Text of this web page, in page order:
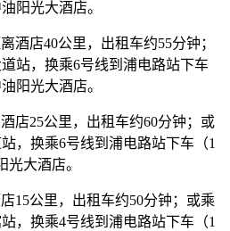
阳光大酒店。
酒店40公里，出租车约55分钟；
站，换乘6号线到浦电路站下车
阳光大酒店。
店25公里，出租车约60分钟；或
，换乘6号线到浦电路站下车（1
光大酒店。
15公里，出租车约50分钟；或乘
，换乘4号线到浦电路站下车（1